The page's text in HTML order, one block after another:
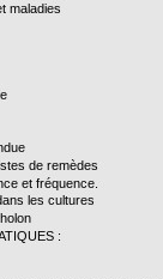
maladies
de remèdes
et fréquence.
les cultures
: